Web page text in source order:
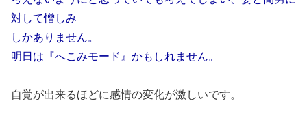
対して憎しみ
しかありません。
明日は『へこみモード』かもしれません。
自覚が出来るほどに感情の変化が激しいです。